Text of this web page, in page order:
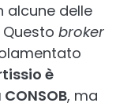
alcune delle
broker
è
, ma